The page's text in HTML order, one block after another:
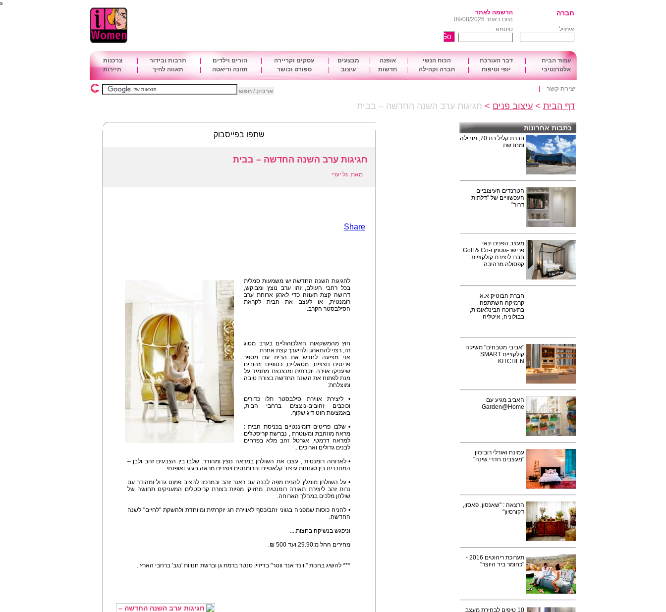
s
חברה
הרשמה לאתר
היום באתר 09/08/2026
אימייל
סיסמא
עמוד הבית דבר העורכת הכוח הנשי אופנה מבצעים עסקים וקריירה הורים וילדים תרבות ובידור
צרכנות
אלטרנטיבי
יופי וטיפוח חברה וקהילה חדשות עיצוב ספורט וכושר תזונה ודיאטה תאווה לחיך תיירות
יצירת קשר ארכיון / חפש
דף הבית > עיצוב פנים > חגיגות ערב השנה החדשה – בבית
כתבות אחרונות
חברת קליל בת 70, מובילה
ומחדשת
הטרנדים העיצוביים
העכשוויים של "דלתות
דרור"
מעצב הפנים ינאי
פרישר-גוטמן ו-Golf & Co
חברו ליצירת קולקציית
קפסולה מרהיבה
חברת הבוטיק א.א
קרמיקה השתתפה
בתערוכה הבינלאומית,
בבולוניה, איטליה
"אביבי מטבחים" משיקה
קולקציית SMART
KITCHEN
האביב מגיע עם
Garden@Home
עמינח ואורלי רובינזון
"מעצבים חדרי שינה"
הרצאה : "שאנסון, פאסון,
דקורסיון"
תערוכת ריהוטים 2016 -
"כחומר ביד היוצר"
10 טיפים לבחירת מעצב
שתפו בפייסבוק
חגיגות ערב השנה החדשה – בבית
מאת: גל יערי
Share
לחגיגות השנה החדשה יש משמעות סמלית
בכל רחבי העולם, זהו ערב נוצץ ומבוקש,
דרושה קצת תעוזה כדי לארגן ארוחת ערב
רומנטית, או לעצב את הבית לקראת
הסילבסטר הקרב.
חוץ מהמשקאות האלכוהוליים בערב מסוג
זה, רצוי להתארגן ולהיערך קצת אחרת.
אני מציעה לחדש את הבית עם מספר
פריטים נוצצים, מטאליים, כסופים וזהובים
שיעניקו אוירה יוקרתית ומנצנצת מתמיד על
מנת לפתוח את השנה החדשה בצורה טובה
ומוצלחת:
• ליצירת אווירת סילבסטר תלו כדורים
וכוכבים זהובים-נוצצים ברחבי הבית,
באמצעות חוט דיג שקוף.
• שלבו פריטים דומיננטיים בכניסת הבית :
מראה מוזהבת ומעוטרת , נברשת קריסטלים
למראה דרמטי, אגרטל זהב מלא בפרחים
לבנים גדולים וארוכים ..
• לארוחה רומנטית , עצבו את השולחן במראה נוצץ ומהודר. שלבו בין הצבעים זהב ולבן –
המחברים בין סגנונות עיצוב קלאסיים והרומנטים ויוצרים מראה חגיגי ואופנתי.
• על השולחן מומלץ להניח מפה לבנה עם ראנר זהב ובמרכזו להציב פמוט גדול ומהודר עם
נרות זהב ליצירת תאורה רומנטית. מחזיקי מפיות בצורת קריסטלים המעניקים תחושה של
שולחן מלכים במהלך הארוחה.
• להניח כוסות שמפניה בגווני זהב/כסף לאווירת חג יוקרתית ומיוחדת ולהשקת "לחיים" לשנה
החדשה.
וניפגש בנשיקה בחצות....
מחירים החל מ:29.90 ועד 500 ₪.
*** להשיג בחנות "ווינד אנד ווטר" בדיזיין סנטר ברמת גן וברשת חנויות 'נגב' ברחבי הארץ .